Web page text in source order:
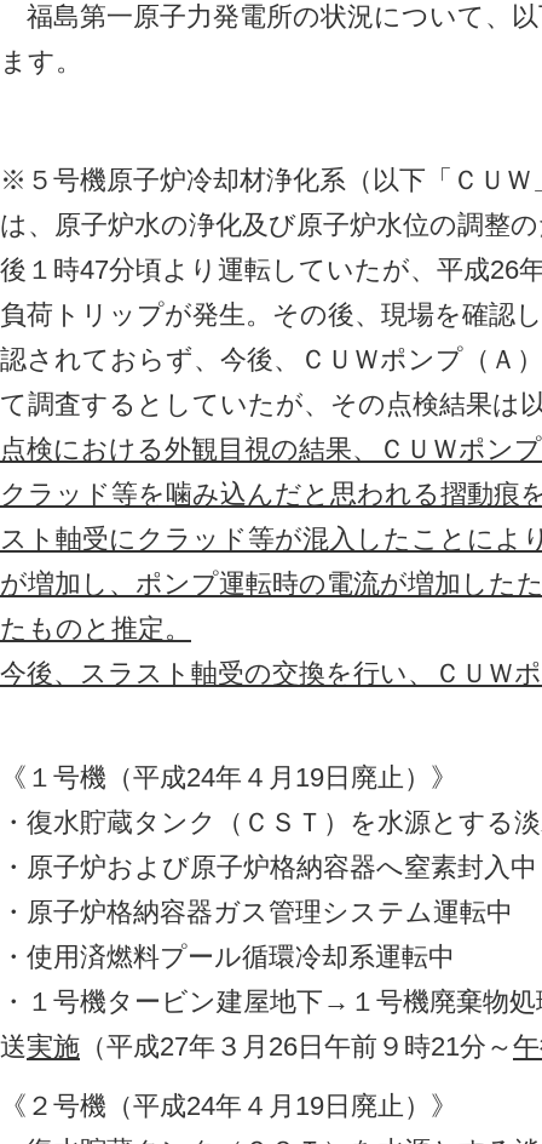
福島第一原子力発電所の状況について、
ます。
※５号機原子炉冷却材浄化系（以下「ＣＵ
は、原子炉水の浄化及び原子炉水位の調整
後１時47分頃より運転していたが、平成26
負荷トリップが発生。その後、現場を確認
認されておらず、今後、ＣＵＷポンプ（Ａ
て調査するとしていたが、その点検結果は
点検における外観目視の結果、ＣＵＷポン
クラッド等を噛み込んだと思われる摺動痕
スト軸受にクラッド等が混入したことによ
が増加し、ポンプ運転時の電流が増加した
たものと推定。
今後、スラスト軸受の交換を行い、ＣＵＷ
《１号機（平成24年４月19日廃止）》
・復水貯蔵タンク（ＣＳＴ）を水源とする
・原子炉および原子炉格納容器へ窒素封入中
・原子炉格納容器ガス管理システム運転中
・使用済燃料プール循環冷却系運転中
・１号機タービン建屋地下→１号機廃棄物
送実施 （平成27年３月26日午前９時21分～
《２号機（平成24年４月19日廃止）》